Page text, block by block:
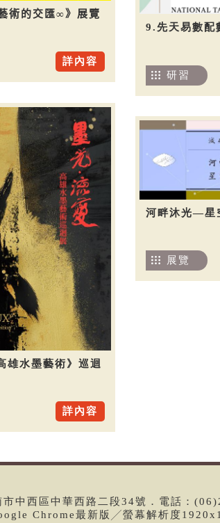
術的交匯∞》展覽
詳內容
9.先天易數配
研習
雄水墨藝術》巡迴
詳內容
河畔沐光—星
展覽
中西區中華西路二段34號．電話：
Chrome最新版╱螢幕解析度